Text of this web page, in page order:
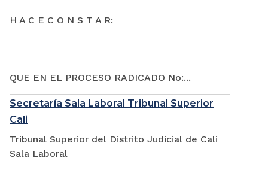
H A C E C O N S T A R:
QUE EN EL PROCESO RADICADO No:...
Secretaría Sala Laboral Tribunal Superior
Cali
Tribunal Superior del Distrito Judicial de Cali
Sala Laboral